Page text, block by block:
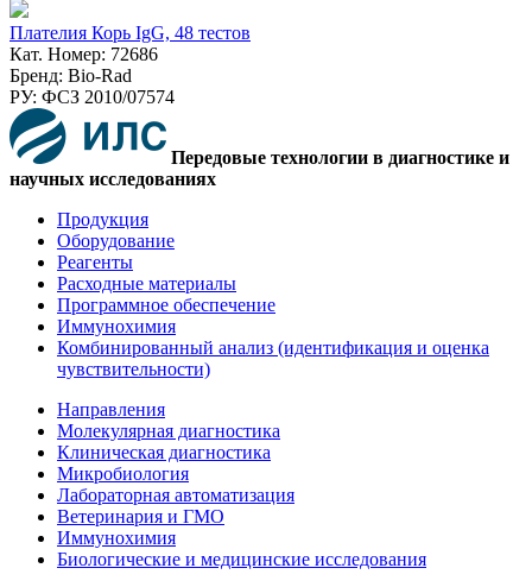
Плателия Корь IgG, 48 тестов
Кат. Номер: 72686
Бренд: Bio-Rad
РУ: ФСЗ 2010/07574
Передовые технологии в диагностике и
научных исследованиях
Продукция
Оборудование
Реагенты
Расходные материалы
Программное обеспечение
Иммунохимия
Комбинированный анализ (идентификация и оценка
чувствительности)
Направления
Молекулярная диагностика
Клиническая диагностика
Микробиология
Лабораторная автоматизация
Ветеринария и ГМО
Иммунохимия
Биологические и медицинские исследования